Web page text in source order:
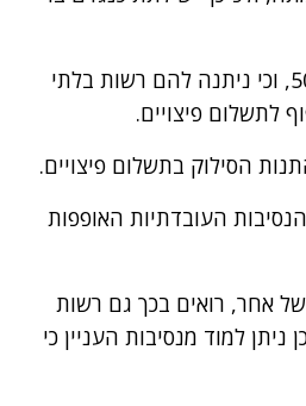
לעומת זאת הנתבעים טענו כי הינם מחזיקים במקרקעין משנות ה- 50, וכי ניתנה להם רשות בלתי
לתשלום פיצויים.
הסילוק בתשלום פיצויים.
העובדתיות האופפות
אחר, רואים בכך גם רשות
למוד מנסיבות העניין כי